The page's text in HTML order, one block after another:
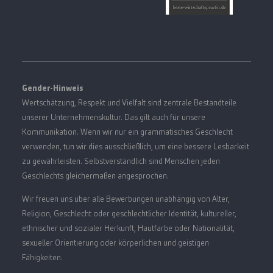
Gender-Hinweis
Wertschätzung, Respekt und Vielfalt sind zentrale Bestandteile
unserer Unternehmenskultur. Das gilt auch für unsere
Kommunikation. Wenn wir nur ein grammatisches Geschlecht
verwenden, tun wir dies ausschließlich, um eine bessere Lesbarkeit
zu gewährleisten. Selbstverständlich sind Menschen jeden
Geschlechts gleichermaßen angesprochen.
Wir freuen uns über alle Bewerbungen unabhängig von Alter,
Religion, Geschlecht oder geschlechtlicher Identität, kultureller,
ethnischer und sozialer Herkunft, Hautfarbe oder Nationalität,
sexueller Orientierung oder körperlichen und geistigen
Fähigkeiten.